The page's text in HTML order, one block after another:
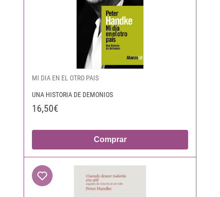
MI DIA EN EL OTRO PAIS
UNA HISTORIA DE DEMONIOS
16,50€
Comprar